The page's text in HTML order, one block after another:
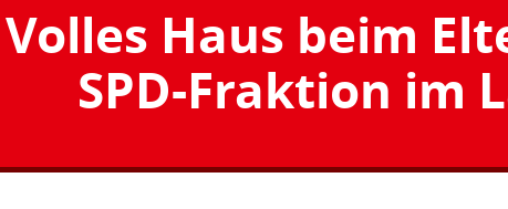
Volles Haus beim
SPD-Fraktion im